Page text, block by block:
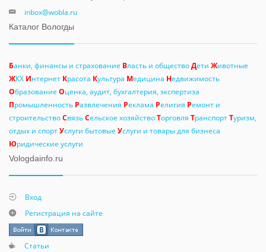
inbox@wobla.ru
Каталог Вологды
Банки, финансы и страхование Власть и обществоДети Животные
ЖКХ Интернет Красота Культура Медицина Недвижимость
Образование Оценка, аудит, бухгалтерия, экспертиза
Промышленность Развлечения Реклама Религия Ремонт и
строительствоСвязьСельское хозяйствоТорговля ТранспортТуризм,
отдых и спортУслуги бытовые Услуги и товары для бизнеса
Юридические услуги
Vologdainfo.ru
Вход
Регистрация на сайте
Статьи